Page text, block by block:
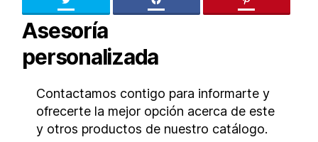
Twitter facebook pinteres
Asesoría
personalizada
Contactamos contigo para informarte y
ofrecerte la mejor opción acerca de este
y otros productos de nuestro catálogo.